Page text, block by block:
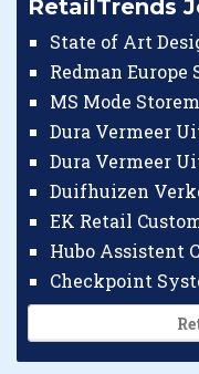
RetailTrends
State of Art
Redman Europe
MS Mode
Dura Vermeer
Dura Vermeer
Duifhuizen
EK Retail
Hubo Assistent